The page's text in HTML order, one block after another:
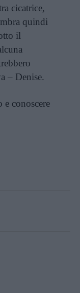
cicatrice,
quindi
il
– Denise.
conoscere